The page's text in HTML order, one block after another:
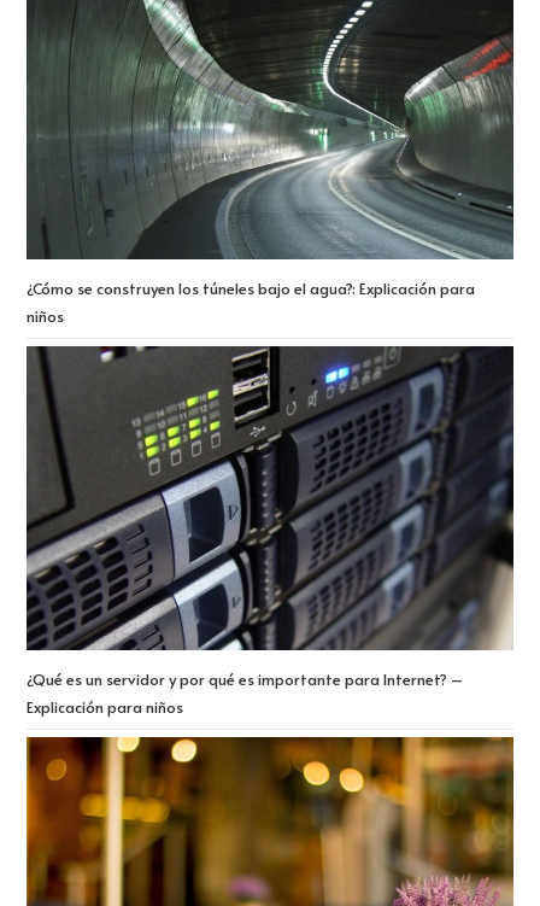
¿Cómo se construyen los túneles bajo el agua?: Explicación para
niños
¿Qué es un servidor y por qué es importante para Internet? –
Explicación para niños